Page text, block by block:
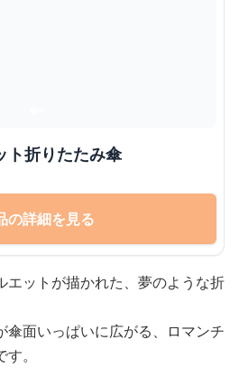
ット折りたたみ傘
の詳細を見る
エットが描かれた、夢のような折
傘面いっぱいに広がる、ロマンチ
。